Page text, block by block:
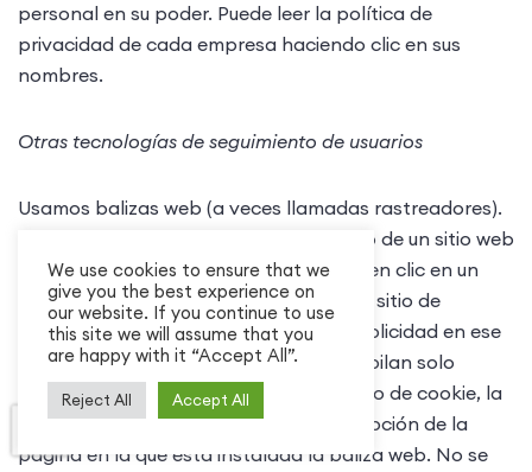
personal en su poder. Puede leer la política de
privacidad de cada empresa haciendo clic en sus
nombres.
‍Otras tecnologías de seguimiento de usuarios
Usamos balizas web (a veces llamadas rastreadores).
Las balizas web permiten al propietario de un sitio web
contar la cantidad de usuarios que hacen clic en un
anuncio de su producto o servicio en un sitio de
terceros (para evaluar el valor de la publicidad en ese
sitio de terceros). Las balizas web recopilan solo
información específica, como un número de cookie, la
hora y la fecha de la visita y una descripción de la
página en la que está instalada la baliza web. No se
We use cookies to ensure that we
give you the best experience on
our website. If you continue to use
this site we will assume that you
are happy with it “Accept All”.
Reject All Accept All